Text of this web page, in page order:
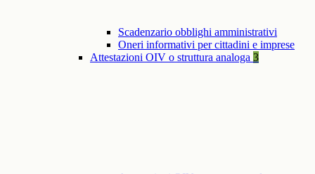
Scadenzario obblighi amministrativi
Oneri informativi per cittadini e imprese
Attestazioni OIV o struttura analoga 3